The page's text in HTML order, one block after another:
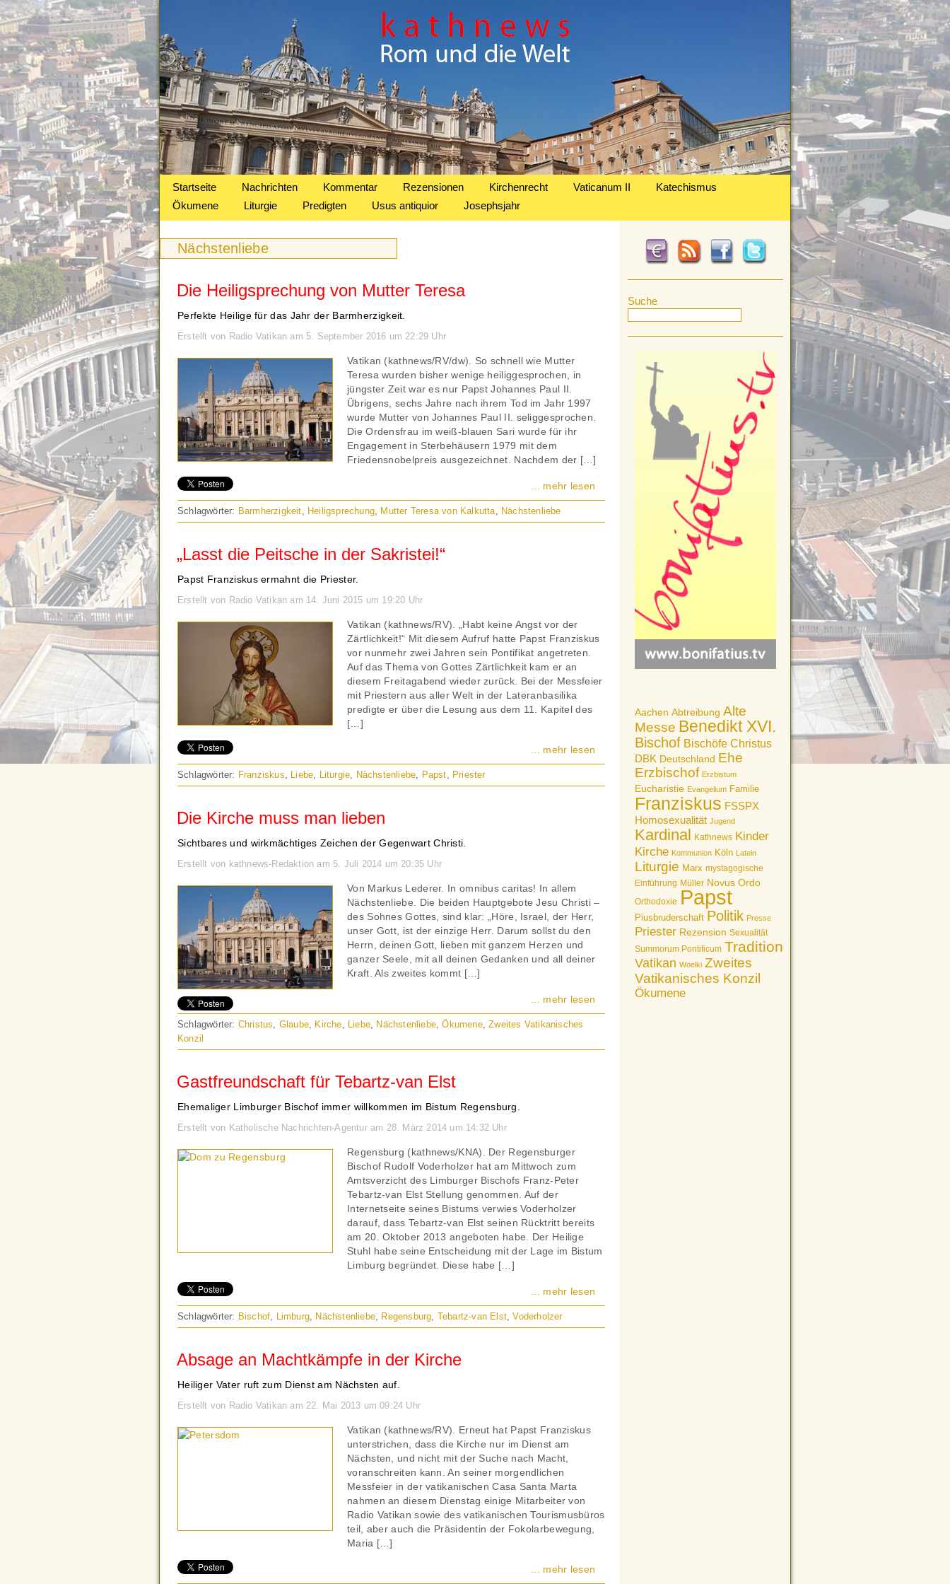
Startseite Nachrichten Kommentar Rezensionen Kirchenrecht Vaticanum II
Katechismus
Ökumene
Liturgie Predigten Usus antiquior Josephsjahr
Suche
Aachen Abtreibung Alte
Messe Benedikt XVI.
Bischof Bischöfe Christus
DBK Deutschland Ehe
Erzbischof Erzbistum
Eucharistie Evangelium Familie
Franziskus FSSPX
Homosexualität Jugend
Kardinal Kathnews Kinder
Kirche Kommunion Köln Latein
Liturgie Marx mystagogische
Einführung Müller Novus Ordo
Orthodoxie Papst
Piusbruderschaft Politik Presse
Priester Rezension Sexualität
Summorum Pontificum Tradition
Vatikan Woelki Zweites
Vatikanisches Konzil
Ökumene
Nächstenliebe
Die Heiligsprechung von Mutter Teresa
Perfekte Heilige für das Jahr der Barmherzigkeit.
Erstellt von Radio Vatikan am 5. September 2016 um 22:29 Uhr
Vatikan (kathnews/RV/dw). So schnell wie Mutter
Teresa wurden bisher wenige heiliggesprochen, in
jüngster Zeit war es nur Papst Johannes Paul II.
Übrigens, sechs Jahre nach ihrem Tod im Jahr 1997
wurde Mutter von Johannes Paul II. seliggesprochen.
Die Ordensfrau im weiß-blauen Sari wurde für ihr
Engagement in Sterbehäusern 1979 mit dem
Friedensnobelpreis ausgezeichnet. Nachdem der […]
... mehr lesen
Schlagwörter: Barmherzigkeit, Heiligsprechung, Mutter Teresa von Kalkutta, Nächstenliebe
„Lasst die Peitsche in der Sakristei!“
Papst Franziskus ermahnt die Priester.
Erstellt von Radio Vatikan am 14. Juni 2015 um 19:20 Uhr
Vatikan (kathnews/RV). „Habt keine Angst vor der
Zärtlichkeit!“ Mit diesem Aufruf hatte Papst Franziskus
vor nunmehr zwei Jahren sein Pontifikat angetreten.
Auf das Thema von Gottes Zärtlichkeit kam er an
diesem Freitagabend wieder zurück. Bei der Messfeier
mit Priestern aus aller Welt in der Lateranbasilika
predigte er über die Lesung aus dem 11. Kapitel des
[…]
... mehr lesen
Schlagwörter: Franziskus, Liebe, Liturgie, Nächstenliebe, Papst, Priester
Die Kirche muss man lieben
Sichtbares und wirkmächtiges Zeichen der Gegenwart Christi.
Erstellt von kathnews-Redaktion am 5. Juli 2014 um 20:35 Uhr
Von Markus Lederer. In omnibus caritas! In allem
Nächstenliebe. Die beiden Hauptgebote Jesu Christi –
des Sohnes Gottes, sind klar: „Höre, Israel, der Herr,
unser Gott, ist der einzige Herr. Darum sollst du den
Herrn, deinen Gott, lieben mit ganzem Herzen und
ganzer Seele, mit all deinen Gedanken und all deiner
Kraft. Als zweites kommt […]
... mehr lesen
Schlagwörter: Christus, Glaube, Kirche, Liebe, Nächstenliebe,Ökumene,Zweites Vatikanisches
Konzil
Gastfreundschaft für Tebartz-van Elst
Ehemaliger Limburger Bischof immer willkommen im Bistum Regensburg.
Erstellt von Katholische Nachrichten-Agentur am 28. März 2014 um 14:32 Uhr
Regensburg (kathnews/KNA). Der Regensburger
Bischof Rudolf Voderholzer hat am Mittwoch zum
Amtsverzicht des Limburger Bischofs Franz-Peter
Tebartz-van Elst Stellung genommen. Auf der
Internetseite seines Bistums verwies Voderholzer
darauf, dass Tebartz-van Elst seinen Rücktritt bereits
am 20. Oktober 2013 angeboten habe. Der Heilige
Stuhl habe seine Entscheidung mit der Lage im Bistum
Limburg begründet. Diese habe […]
... mehr lesen
Schlagwörter: Bischof, Limburg, Nächstenliebe, Regensburg, Tebartz-van Elst,Voderholzer
Absage an Machtkämpfe in der Kirche
Heiliger Vater ruft zum Dienst am Nächsten auf.
Erstellt von Radio Vatikan am 22. Mai 2013 um 09:24 Uhr
Vatikan (kathnews/RV). Erneut hat Papst Franziskus
unterstrichen, dass die Kirche nur im Dienst am
Nächsten, und nicht mit der Suche nach Macht,
voranschreiten kann. An seiner morgendlichen
Messfeier in der vatikanischen Casa Santa Marta
nahmen an diesem Dienstag einige Mitarbeiter von
Radio Vatikan sowie des vatikanischen Tourismusbüros
teil, aber auch die Präsidentin der Fokolarbewegung,
Maria […]
... mehr lesen